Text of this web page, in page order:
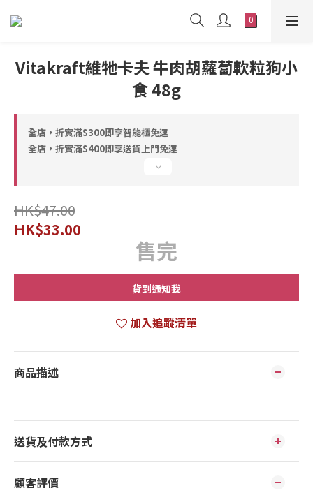
Vitakraft維牠卡夫 牛肉胡蘿蔔軟粒狗小
食 48g
全店，折實滿$300即享智能櫃免運
全店，折實滿$400即享送貨上門免運
HK$47.00
HK$33.00
售完
貨到通知我
加入追蹤清單
商品描述
送貨及付款方式
顧客評價